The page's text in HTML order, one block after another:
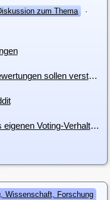
zum Thema
·
i4864: Zusatzantrag zu i4861: Alte Bewertungen sollen versteckt bleiben
i4862: Freiwillige Veröffentlichung des eigenen Voting-Verhaltens.
Wissenschaft, Forschung